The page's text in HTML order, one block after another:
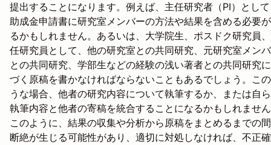
提出することになります。例えば、主任研究者（PI）とし
助成金申請書に研究室メンバーの方法や結果を含める必要
るかもしれません。あるいは、大学院生、ポスドク研究員
任研究員として、他の研究室との共同研究、元研究室メン
との共同研究、学部生などの経験の浅い著者との共同研究
づく原稿を書かなければならないこともあるでしょう。こ
うな場合、他者の研究内容について執筆するか、または自
執筆内容と他者の寄稿を統合することになるかもしれませ
このように、結果の収集や分析から原稿をまとめるまでの
断絶が生じる可能性があり、適切に対処しなければ、不正